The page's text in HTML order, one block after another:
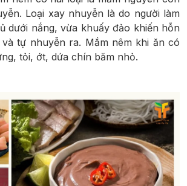
Loại xay nhuyễn là do người làm
dưới nắng, vừa khuấy đảo khiến hỗn
tự nhuyễn ra. Mắm nêm khi ăn có
tỏi, ớt, dứa chín băm nhỏ.